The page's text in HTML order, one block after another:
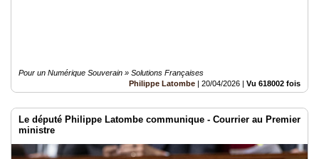
Pour un Numérique Souverain » Solutions Françaises
Philippe Latombe | 20/04/2026 | Vu 618002 fois
Le député Philippe Latombe communique - Courrier au Premier
ministre